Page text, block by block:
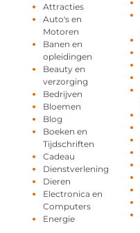
Attracties
Auto's en
Motoren
Banen en
opleidingen
Beauty en
verzorging
Bedrijven
Bloemen
Blog
Boeken en
Tijdschriften
Cadeau
Dienstverlening
Dieren
Electronica en
Computers
Energie